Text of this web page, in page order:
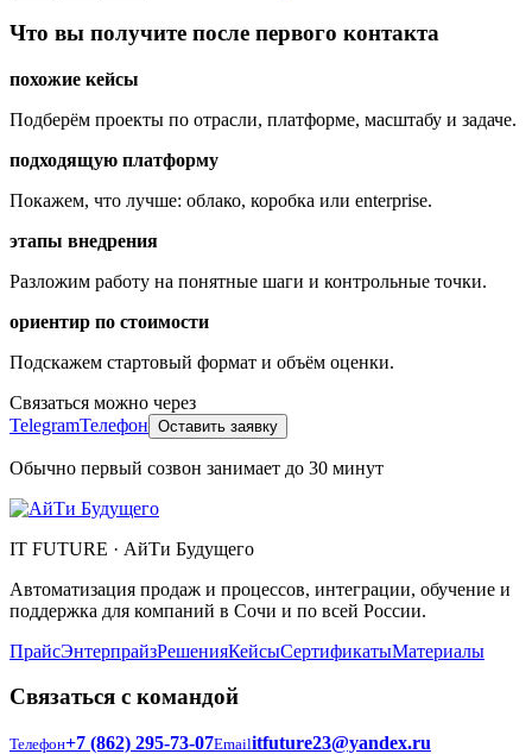
Что вы получите после первого контакта
похожие кейсы
Подберём проекты по отрасли, платформе, масштабу и задаче.
подходящую платформу
Покажем, что лучше: облако, коробка или enterprise.
этапы внедрения
Разложим работу на понятные шаги и контрольные точки.
ориентир по стоимости
Подскажем стартовый формат и объём оценки.
Связаться можно через
TelegramТелефон Оставить заявку
Обычно первый созвон занимает до 30 минут
IT FUTURE · АйТи Будущего
Автоматизация продаж и процессов, интеграции, обучение и
поддержка для компаний в Сочи и по всей России.
ПрайсЭнтерпрайзРешенияКейсыСертификатыМатериалы
Связаться с командой
Телефон+7 (862) 295‑73‑07Emailitfuture23@yandex.ru